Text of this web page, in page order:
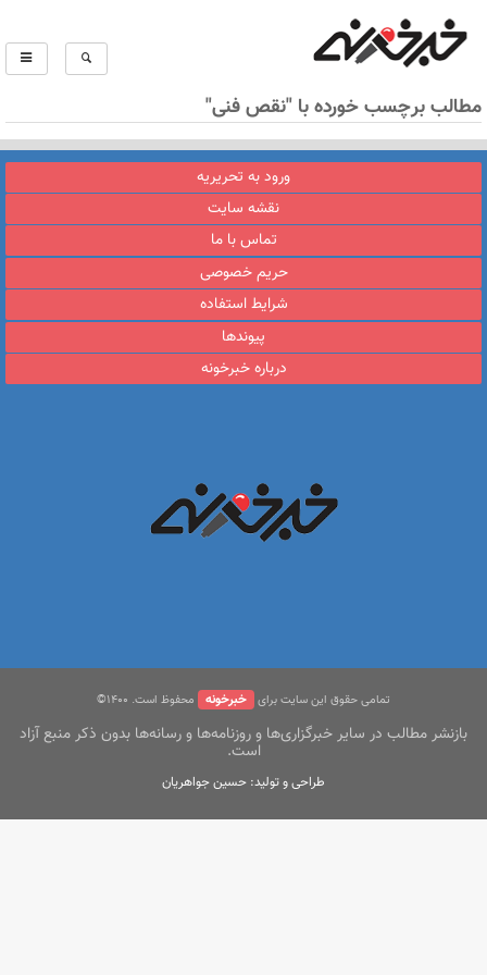
مطالب برچسب خورده با "نقص فنی"
ورود به تحریریه
نقشه سایت
تماس با ما
حریم خصوصی
شرایط استفاده
پیوندها
درباره خبرخونه
تمامی حقوق این سایت برای خبرخونه محفوظ است. ۱400©
بازنشر مطالب در سایر خبرگزاری‌ها و روزنامه‌ها و رسانه‌ها بدون ذکر منبع آزاد
است.
طراحی و تولید: حسین جواهریان